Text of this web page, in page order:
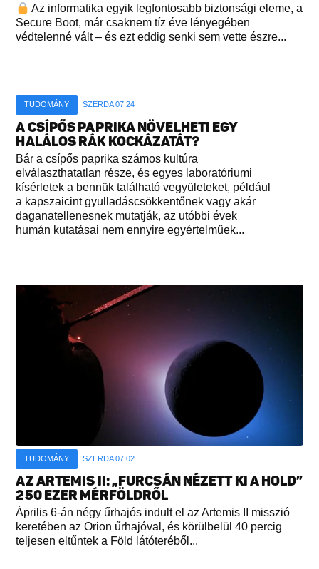
Az informatika egyik legfontosabb biztonsági eleme, a
Secure Boot, már csaknem tíz éve lényegében
védtelenné vált – és ezt eddig senki sem vette észre...
TUDOMÁNY SZERDA 07:24
A CSÍPŐS PAPRIKA NÖVELHETI EGY
HALÁLOS RÁK KOCKÁZATÁT?
Bár a csípős paprika számos kultúra
elválaszthatatlan része, és egyes laboratóriumi
kísérletek a bennük található vegyületeket, például
a kapszaicint gyulladáscsökkentőnek vagy akár
daganatellenesnek mutatják, az utóbbi évek
humán kutatásai nem ennyire egyértelműek...
TUDOMÁNY SZERDA 07:02
AZ ARTEMIS II: „FURCSÁN NÉZETT KI A HOLD”
250 EZER MÉRFÖLDRŐL
Április 6-án négy űrhajós indult el az Artemis II misszió
keretében az Orion űrhajóval, és körülbelül 40 percig
teljesen eltűntek a Föld látóteréből...